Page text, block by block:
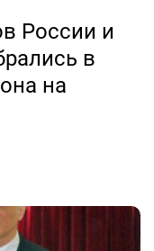
России и
в
на